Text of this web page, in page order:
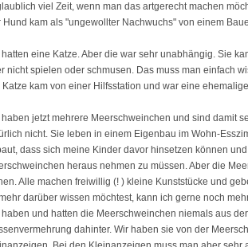
viel Zeit, wenn man das artgerecht machen
Hund kam als "ungewollter Nachwuchs" von einem
hatten eine Katze. Aber die war sehr unabhängig. Sie
nicht spielen oder schmusen. Das muss man einfach
Katze kam von einer Hilfsstation und war eine
haben jetzt mehrere Meerschweinchen und sind damit
nicht. Sie leben in einem Eigenbau im Wohn-
dass sich meine Kinder davor hinsetzen können
heraus nehmen zu müssen. Aber die
Alle machen freiwillig (! ) kleine Kunststücke und
darüber wissen möchtest, kann ich gerne noch
haben und hatten die Meerschweinchen niemals aus
dahinter. Wir haben sie von der